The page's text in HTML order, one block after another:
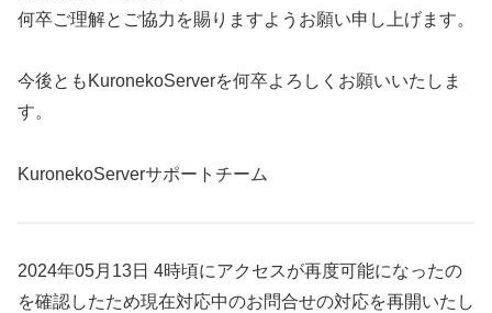
何卒ご理解とご協力を賜りますようお願い申し上げます。
今後ともKuronekoServerを何卒よろしくお願いいたしま
す。
KuronekoServerサポートチーム
2024年05月13日 4時頃にアクセスが再度可能になったの
を確認したため現在対応中のお問合せの対応を再開いたし